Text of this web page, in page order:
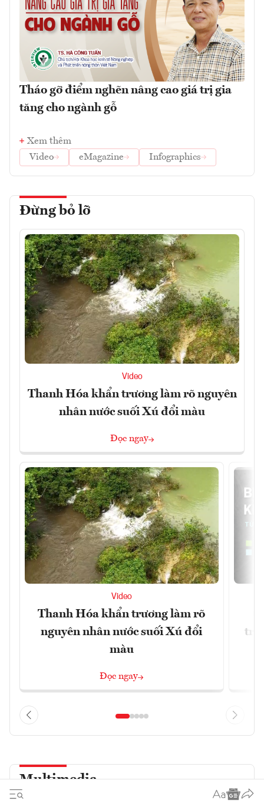
Tháo gỡ điểm nghẽn nâng cao giá trị gia
tăng cho ngành gỗ
Xem thêm
Video
eMagazine Infographics
Đừng bỏ lỡ
Video
Thanh Hóa khẩn trương làm rõ nguyên
nhân nước suối Xú đổi màu
Đọc ngay
Video
Thanh Hóa khẩn trương làm rõ
nguyên nhân nước suối Xú đổi
màu
Đọc ngay
Multimedia